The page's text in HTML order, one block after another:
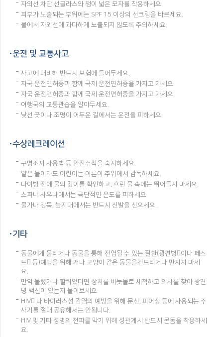
자외선 차단 선글라스와 챙이 넓은 모자를 착용하세요.
피부가 노출되는 부위에는 SPF 15 이상의 선크림을 바르세요.
물에서 자외선에 과다하게 노출되지 않도록 주의하세요.
운전 및 교통사고
사고에 대비해 반드시 보험에 들어두세요.
자국 운전면허증과 함께 국제 운전면허증을 가지고 가세요.
자국 운전면허증과 함께 국제 운전면허증을 가지고 가세요.
여행국의 교통관습을 알아두세요.
낯선 곳이나 조명이 어두운 길에서는 운전을 피하세요.
수상레크레이션
구명조끼 사용법 등 안전수칙을 숙지하세요.
얕은 물이라도 어린이는 어른이 주위에서 감독하세요.
다이빙 전에 물의 깊이를 확인하고, 흐린 물 속에는 뛰어들지 마세요.
스파나 사우나에서는 극단적인 온도를 피하세요.
물가나 강둑, 늪지대에서는 반드시 신발을 신으세요.
기타
동물에게 물리거나 동물을 통해 전염될 수 있는 질환(광견병이나 페스
트 등)예방을 위해 개나 고양이 같은 동물을건드리거나 만지지 마세
요.
만약 물렸거나 할퀴었다면 상처를 비눗물로 세척하고 의사를 찾아 광견
병 백신이 있는지 물어보세요.
HIV 나 바이러스성 감염의 예방을 위해 문신, 피어싱 등에 사용되는 주
사기를 절대 공유해서는 안됩니다.
HIV 및 기타 성병의 전파를 막기 위해 성관계시 반드시 콘돔을 착용하세
요.